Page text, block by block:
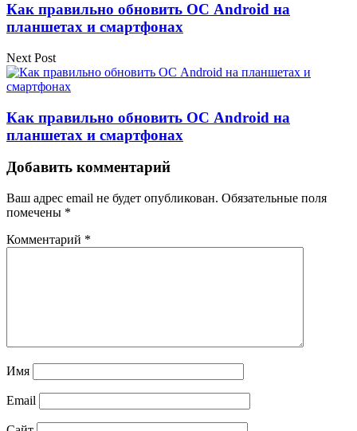
Как правильно обновить ОС Android на
планшетах и смартфонах
Next Post
Как правильно обновить ОС Android на
планшетах и смартфонах
Добавить комментарий
Ваш адрес email не будет опубликован. Обязательные поля
помечены *
Комментарий *
Имя
Email